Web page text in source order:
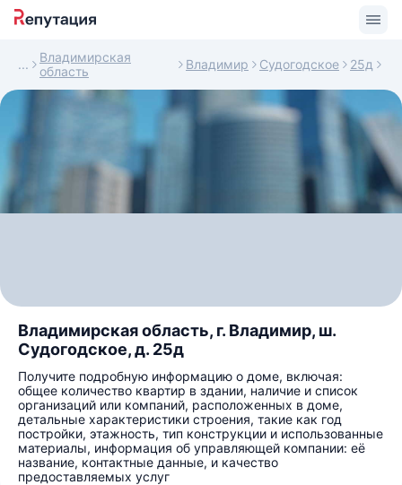
Владимирская
область
Владимир Судогодское 25д
Владимирская область, г. Владимир, ш.
Судогодское, д. 25д
Получите подробную информацию о доме, включая:
общее количество квартир в здании, наличие и список
организаций или компаний, расположенных в доме,
детальные характеристики строения, такие как год
постройки, этажность, тип конструкции и использованные
материалы, информация об управляющей компании: её
название, контактные данные, и качество
предоставляемых услуг